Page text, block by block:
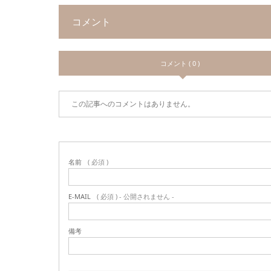
コメント
コメント ( 0 )
この記事へのコメントはありません。
名前 ( 必須 )
E-MAIL ( 必須 ) - 公開されません -
備考